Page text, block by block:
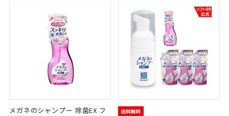
メガネのシャンプー 除菌EX フ